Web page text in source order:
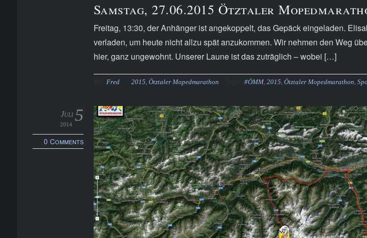
Samstag, 27.06.2015 Ötztaler
Freitag, 13:30, der Anhänger ist angekoppelt, das Gepäck eingeladen.
verladen, um heute nicht allzu spät anzukommen. Wir nehmen den Weg
hier, ganz ungewohnt. Unserer Laune ist das zuträglich – wobei […]
Fred 2015,Ötztaler Mopedmarathon #ÖMM, 2015, Ötztaler Mopedmarathon,
5
Juli
2014
0 Comments